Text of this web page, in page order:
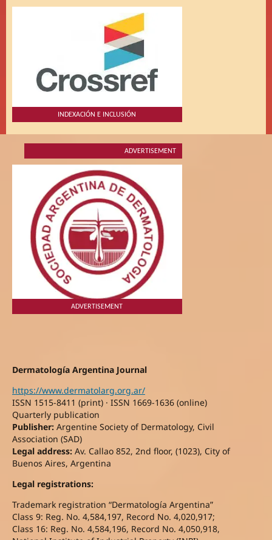
INDEXACIÓN E INCLUSIÓN
ADVERTISEMENT
ADVERTISEMENT
Dermatología Argentina Journal
https://www.dermatolarg.org.ar/
ISSN 1515-8411 (print) · ISSN 1669-1636 (online)
Quarterly publication
Publisher:Argentine Society of Dermatology, Civil
Association (SAD)
Legal address:Av. Callao 852, 2nd floor, (1023), City of
Buenos Aires, Argentina
Legal registrations:
Trademark registration “Dermatología Argentina”
Class 9: Reg. No. 4,584,197, Record No. 4,020,917;
Class 16: Reg. No. 4,584,196, Record No. 4,050,918,